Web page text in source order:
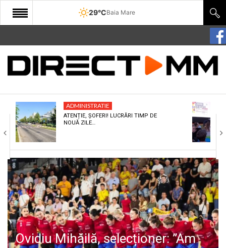
29°CBaia Mare
START
COMUNITATE
CULTURA
ECONOMIE
SANATATE
SPORT
SPECIAL
POLITIC
LIFE
ADMINISTRATIE
ATENȚIE, ȘOFERI! LUCRĂRI TIMP DE
NOUĂ ZILE…
Ovidiu Mihăilă, selecționer: ”Am